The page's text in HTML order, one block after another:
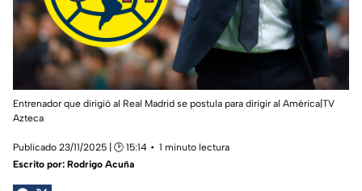
Entrenador que dirigió al Real Madrid se postula para dirigir al América|TV
Azteca
Publicado 23/11/2025 | 🕑 15:14
1 minuto lectura
Escrito por: Rodrigo Acuña